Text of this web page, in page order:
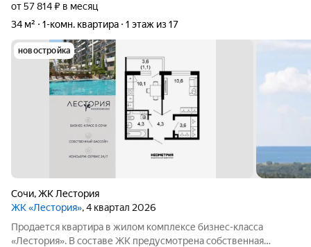
от 57 814 ₽ в месяц
34 м²
1-комн. квартира 1 этаж из 17
новостройка
Сочи,ЖК Лестория
ЖК «Лестория», 4 квартал 2026
Продается квартира в жилом комплексе бизнес-класса
«Лестория». В составе ЖК предусмотрена собственная